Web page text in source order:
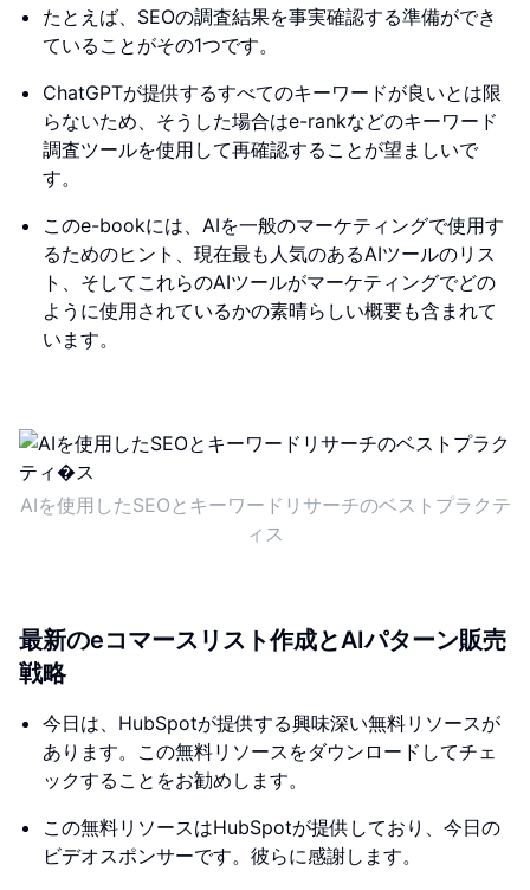
たとえば、SEOの調査結果を事実確認する準備ができ
ていることがその1つです。
ChatGPTが提供するすべてのキーワードが良いとは限
らないため、そうした場合はe-rankなどのキーワード
調査ツールを使用して再確認することが望ましいで
す。
このe-bookには、AIを一般のマーケティングで使用す
るためのヒント、現在最も人気のあるAIツールのリス
ト、そしてこれらのAIツールがマーケティングでどの
ように使用されているかの素晴らしい概要も含まれて
います。
AIを使用したSEOとキーワードリサーチのベストプラクテ
ィス
最新のeコマースリスト作成とAIパターン販売
戦略
今日は、HubSpotが提供する興味深い無料リソースが
あります。この無料リソースをダウンロードしてチェ
ックすることをお勧めします。
この無料リソースはHubSpotが提供しており、今日の
ビデオスポンサーです。彼らに感謝します。